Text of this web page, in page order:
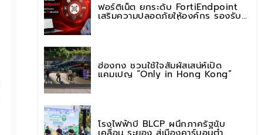
ฟอร์ติเน็ต ยกระดับ FortiEndpoint
เสริมความปลอดภัยให้องค์กร รองรับ
ฮ่องกง ชวนใช้ใจสัมผัสเสน่ห์เปิด
แคมเปญ “Only in Hong Kong”
โรงไฟฟ้าบี BLCP ผนึกภาครัฐขับ